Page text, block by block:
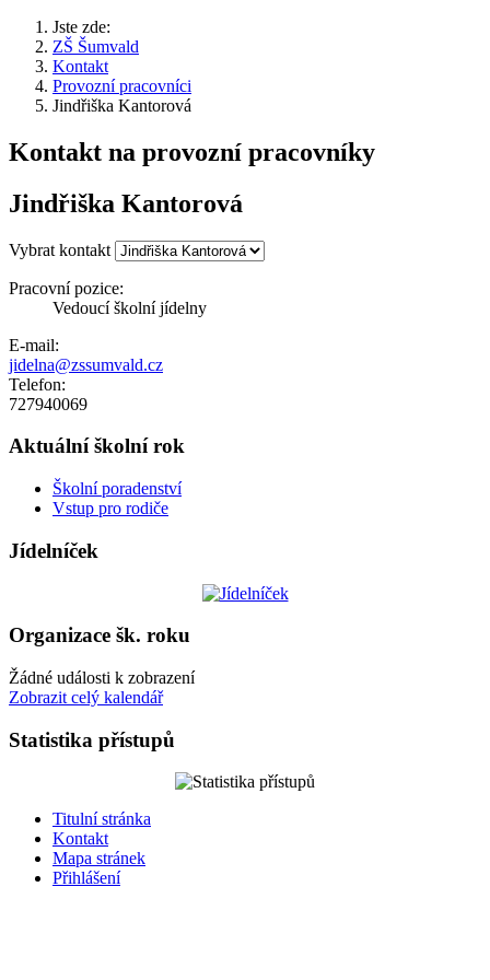
Jste zde:
ZŠ Šumvald
Kontakt
Provozní pracovníci
Jindřiška Kantorová
Kontakt na provozní pracovníky
Jindřiška Kantorová
Vybrat kontakt
Pracovní pozice:
Vedoucí školní jídelny
E-mail:
jidelna@zssumvald.cz
Telefon:
727940069
Aktuální školní rok
Školní poradenství
Vstup pro rodiče
Jídelníček
Organizace šk. roku
Žádné události k zobrazení
Zobrazit celý kalendář
Statistika přístupů
Titulní stránka
Kontakt
Mapa stránek
Přihlášení